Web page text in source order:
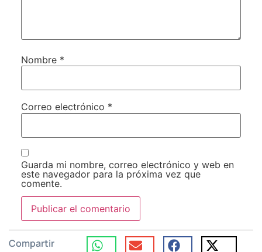
Nombre *
Correo electrónico *
Guarda mi nombre, correo electrónico y web en
este navegador para la próxima vez que
comente.
Compartir